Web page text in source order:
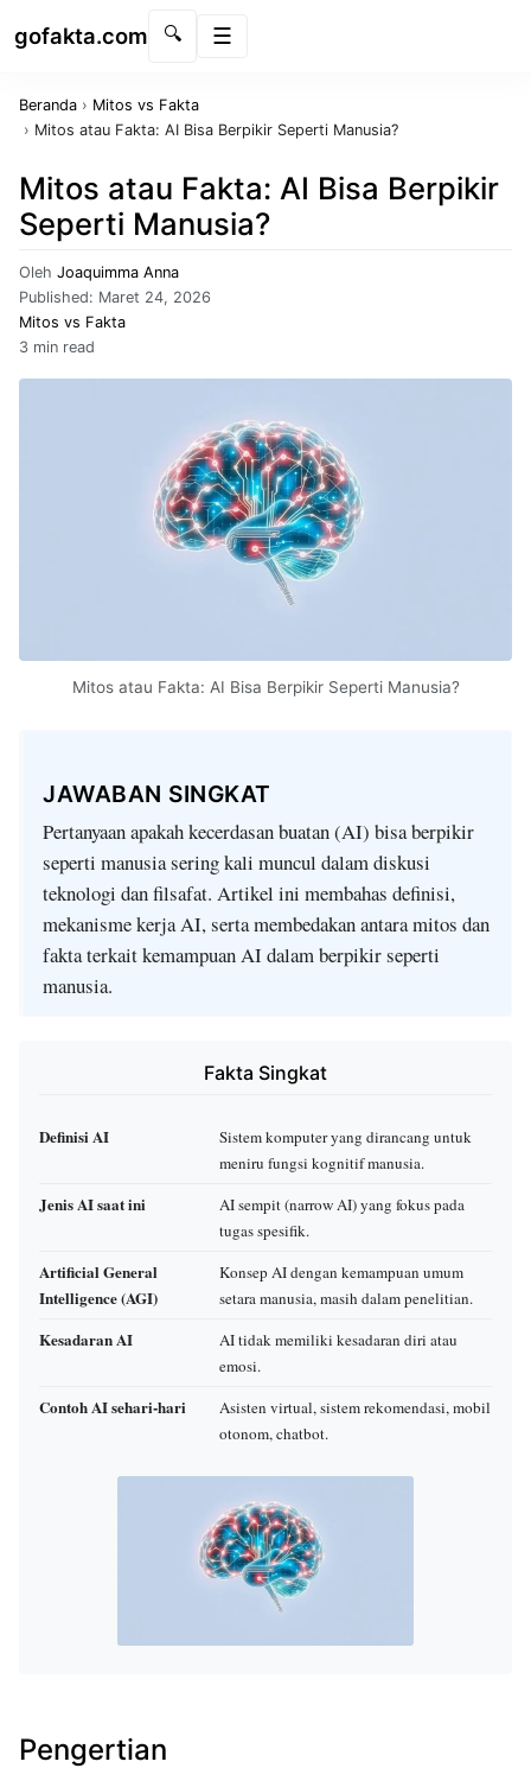
gofakta.com 🔍
Beranda › Mitos vs Fakta
› Mitos atau Fakta: AI Bisa Berpikir Seperti Manusia?
Mitos atau Fakta: AI Bisa Berpikir
Seperti Manusia?
Oleh Joaquimma Anna
Published: Maret 24, 2026
Mitos vs Fakta
3 min read
Mitos atau Fakta: AI Bisa Berpikir Seperti Manusia?
JAWABAN SINGKAT
Pertanyaan apakah kecerdasan buatan (AI) bisa berpikir
seperti manusia sering kali muncul dalam diskusi
teknologi dan filsafat. Artikel ini membahas definisi,
mekanisme kerja AI, serta membedakan antara mitos dan
fakta terkait kemampuan AI dalam berpikir seperti
manusia.
Fakta Singkat
Definisi AI
Sistem komputer yang dirancang untuk
meniru fungsi kognitif manusia.
Jenis AI saat ini
AI sempit (narrow AI) yang fokus pada
tugas spesifik.
Artificial General
Intelligence (AGI)
Konsep AI dengan kemampuan umum
setara manusia, masih dalam penelitian.
Kesadaran AI
AI tidak memiliki kesadaran diri atau
emosi.
Contoh AI sehari-hari
Asisten virtual, sistem rekomendasi, mobil
otonom, chatbot.
Pengertian